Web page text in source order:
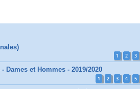
1 2 3
et Hommes - 2019/2020
1 2 3 4 5